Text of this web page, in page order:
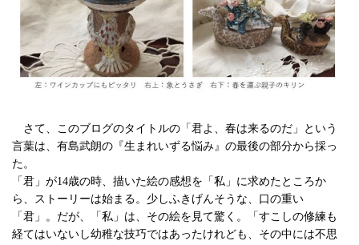
さて、このブログのタイトルの「君よ、春は来るのだ」という
言葉は、有島武朗の『生まれいずる悩み』の最後の部分から採っ
た。
「君」が14歳の時、描いた絵の感想を「私」に求めたところか
ら、ストーリーは始まる。少しふきげんそうな、口の重い
「君」。だが、「私」は、その絵を見て驚く。「すこしの修練も
経てはいないし幼稚な技巧ではあったけれども、その中には不思